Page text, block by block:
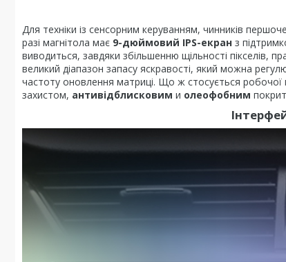
Для техніки із сенсорним керуванням, чинників
разі магнітола має 9-дюймовий IPS-екран з
виводиться, завдяки збільшенню щільності
великий діапазон запасу яскравості, який можна
частоту оновлення матриці. Що ж стосується
захистом, антивідблисковим и олеофобним